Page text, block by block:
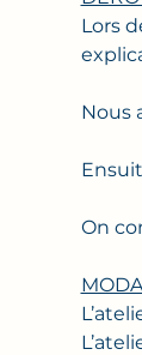
Lors
Nous
On